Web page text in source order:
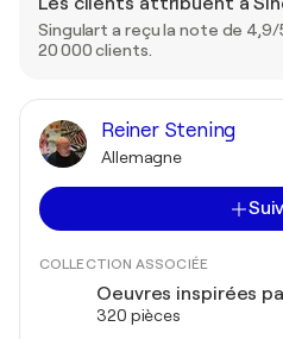
Singulart a reçu la note de
20 000 clients.
Reiner Stening
Allemagne
COLLECTION ASSOCIÉE
Oeuvres inspirées
320 pièces